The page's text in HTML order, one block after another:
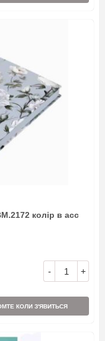
колір в асс
- +
КОЛИ З'ЯВИТЬСЯ